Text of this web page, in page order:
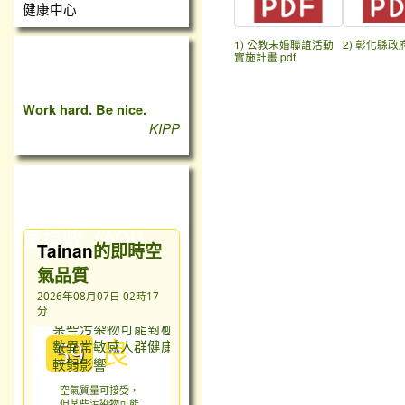
1) 公教未婚聯誼活動
實施計畫.pdf
2) 彰化縣政
健康中心
Work hard. Be nice.
KIPP
量指數（AQI）
Tainan的即時空
氣品質
2026年08月07日 02時17
分
59 良
空氣質量可接受，